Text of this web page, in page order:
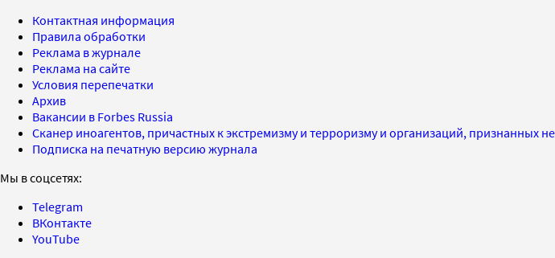
Контактная информация
Правила обработки
Реклама в журнале
Реклама на сайте
Условия перепечатки
Архив
Вакансии в Forbes Russia
Сканер иноагентов, причастных к экстремизму и терроризму и организаций, признанных
Подписка на печатную версию журнала
Мы в соцсетях:
Telegram
ВКонтакте
YouTube